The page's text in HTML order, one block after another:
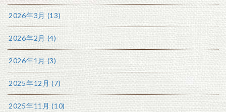
2026年3月 (13)
2026年2月 (4)
2026年1月 (3)
2025年12月 (7)
2025年11月 (10)